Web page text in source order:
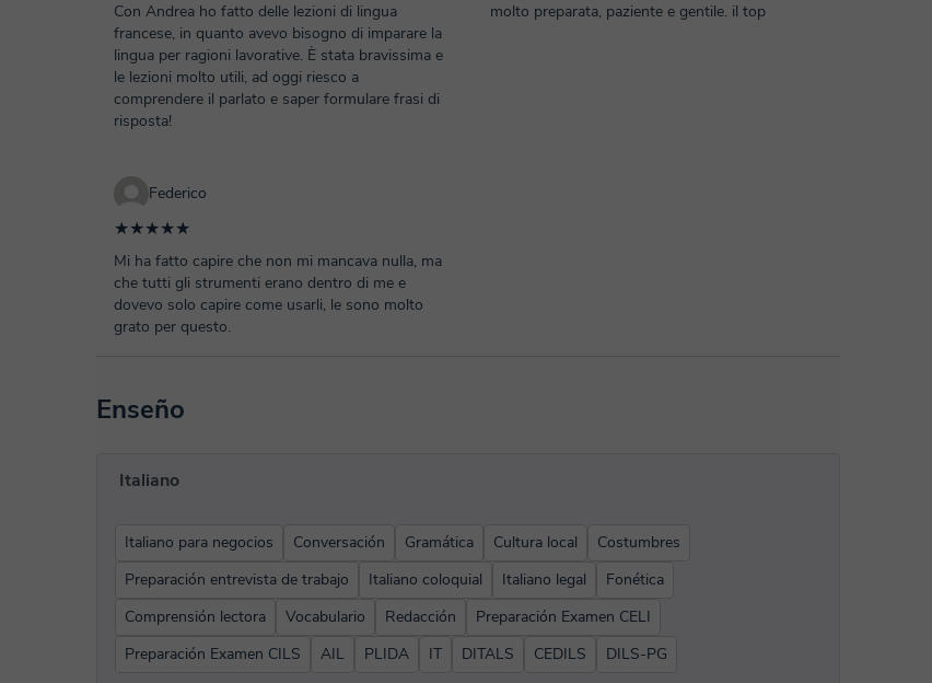
Con Andrea ho fatto delle lezioni di lingua
francese, in quanto avevo bisogno di imparare la
lingua per ragioni lavorative. È stata bravissima e
le lezioni molto utili, ad oggi riesco a
comprendere il parlato e saper formulare frasi di
risposta!
molto preparata, paziente e gentile. il top
Federico
★★★★★
Mi ha fatto capire che non mi mancava nulla, ma
che tutti gli strumenti erano dentro di me e
dovevo solo capire come usarli, le sono molto
grato per questo.
Enseño
Italiano
Italiano para negocios Conversación Gramática Cultura local
Costumbres
Preparación entrevista de trabajo
Italiano coloquial Italiano legal
Fonética
Comprensión lectora
Vocabulario Redacción
Preparación Examen CELI
Preparación Examen CILS
AIL PLIDA IT DITALS CEDILS DILS-PG